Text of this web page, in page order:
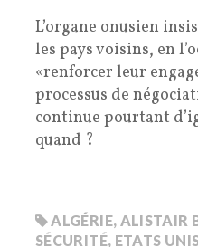
L’organe onusien
les pays voisins, en
«renforcer leur
processus de
continue pourtant
quand ?
ALGÉRIE, ALISTAIR
SÉCURITÉ, ETATS